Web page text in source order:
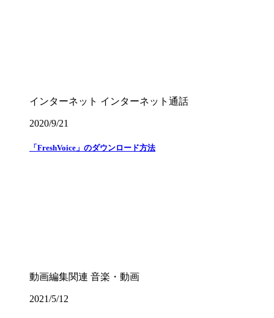
インターネット インターネット通話
2020/9/21
「FreshVoice」のダウンロード方法
動画編集関連 音楽・動画
2021/5/12